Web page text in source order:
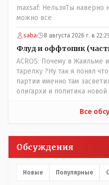
maxsaf: НельзяТы наверно
можно все
saba 8 августа 2026 г. в
Флуд и оффтопик
ACROS: Почему в
тарелку ?Ну так я понял
партии именно там
олигархи и политика
скорого ухода! А
не иначе инопланетянин,
передвигаются?
Все
Обсуждения
Новые Популярные